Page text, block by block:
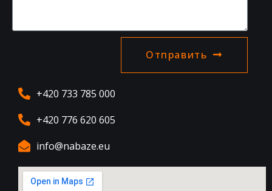
Отправить
+420 733 785 000
+420 776 620 605
info@nabaze.eu